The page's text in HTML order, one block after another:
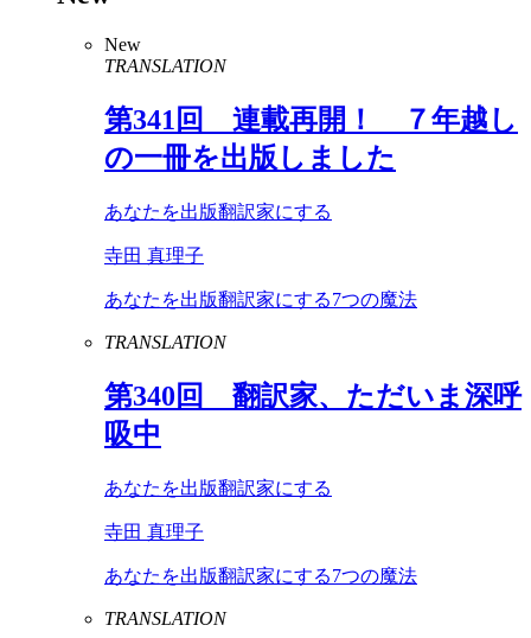
New
TRANSLATION
第341 回 連載再開！ ７年越し
の一冊を出版しました
あなたを出版翻訳家にする
寺田 真理子
あなたを出版翻訳家にする7つの魔法
TRANSLATION
第340回 翻訳家、ただいま深呼
吸中
あなたを出版翻訳家にする
寺田 真理子
あなたを出版翻訳家にする7つの魔法
TRANSLATION